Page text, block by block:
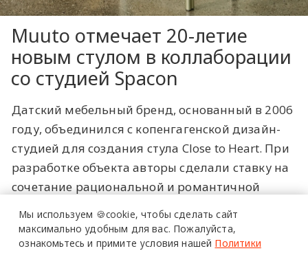
Muuto отмечает 20-летие
новым стулом в коллаборации
со студией Spacon
Датский мебельный бренд, основанный в 2006
году, объединился с копенгагенской дизайн-
студией для создания стула Close to Heart. При
разработке объекта авторы сделали ставку на
сочетание рациональной и романтичной
эстетики: конструкция выполнена из
анодированного алюминия, а профиль имеет
форму сердца. Команда отталкивалась от
Мы используем 🍪cookie, чтобы сделать сайт
максимально удобным для вас. Пожалуйста,
ознакомьтесь и примите условия нашей Политики